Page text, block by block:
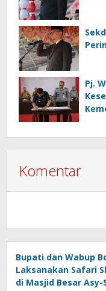
Pj.
Komentar
Bupati dan Wabup
Laksanakan Safari
di Masjid Besar Asy-